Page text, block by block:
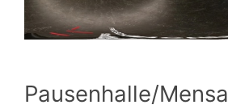
Pausenhalle/Mensa